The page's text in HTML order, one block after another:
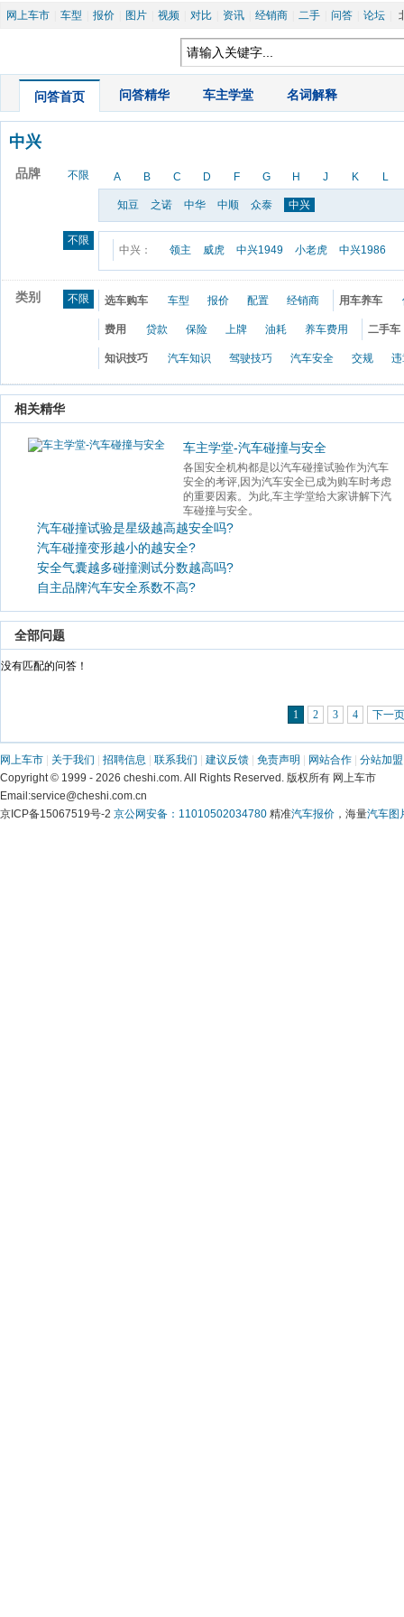
网上车市 车型 报价 图片 视频 对比 资讯 经销商 二手 问答 论坛
问答首页 问答精华 车主学堂 名词解释
中兴
品牌 不限 A B C D F G H J K L
知豆 之诺 中华 中顺 众泰 中兴
不限
中兴： 领主 威虎 中兴1949 小老虎 中兴1986
类别 不限 选车购车 车型 报价 配置 经销商 用车养车
费用 贷款 保险 上牌 油耗 养车费用 二手车
知识技巧 汽车知识 驾驶技巧 汽车安全 交规 违
相关精华
车主学堂-汽车碰撞与安全
各国安全机构都是以汽车碰撞试验作为汽车
安全的考评,因为汽车安全已成为购车时考虑
的重要因素。为此,车主学堂给大家讲解下汽
车碰撞与安全。
汽车碰撞试验是星级越高越安全吗?
汽车碰撞变形越小的越安全?
安全气囊越多碰撞测试分数越高吗?
自主品牌汽车安全系数不高?
全部问题
没有匹配的问答！
1 2 3 4 下一页
网上车市 关于我们 招聘信息 联系我们 建议反馈 免责声明 网站合作
分站加盟
Copyright © 1999 - 2026 cheshi.com. All Rights Reserved. 版权所有 网上车市
Email:service@cheshi.com.cn
京ICP备15067519号-2 京公网安备：11010502034780 精准汽车报价 ，海量汽车图